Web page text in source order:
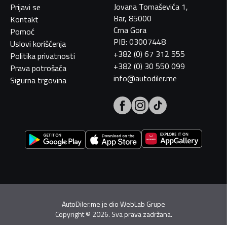
Prijavi se
Kontakt
Pomoć
Uslovi korišćenja
Politika privatnosti
Prava potrošača
Sigurna trgovina
Jovana Tomaševića 1,
Bar, 85000
Crna Gora
PIB: 03007448
+382 (0) 67 312 555
+382 (0) 30 550 099
info@autodiler.me
AutoDiler.me je dioWebLab Grupe
Copyright© 2026. Sva prava zadržana.